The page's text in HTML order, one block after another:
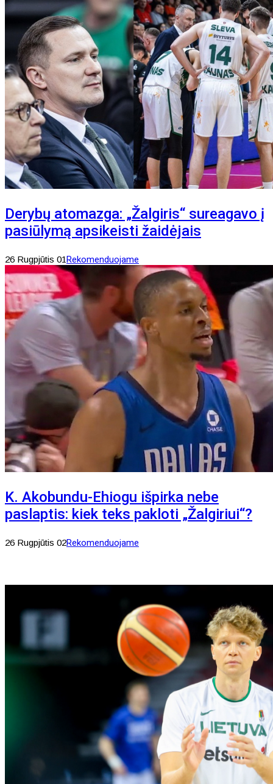
Derybų atomazga: „Žalgiris“ sureagavo į
pasiūlymą apsikeisti žaidėjais
26 Rugpjūtis 01Rekomenduojame
K. Akobundu-Ehiogu išpirka nebe
paslaptis: kiek teks pakloti „Žalgiriui“?
26 Rugpjūtis 02Rekomenduojame